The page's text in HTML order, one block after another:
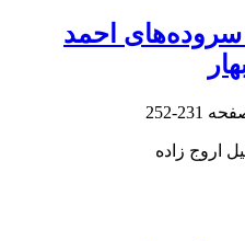
سروده‌های احمد
231-252
اروج زاده